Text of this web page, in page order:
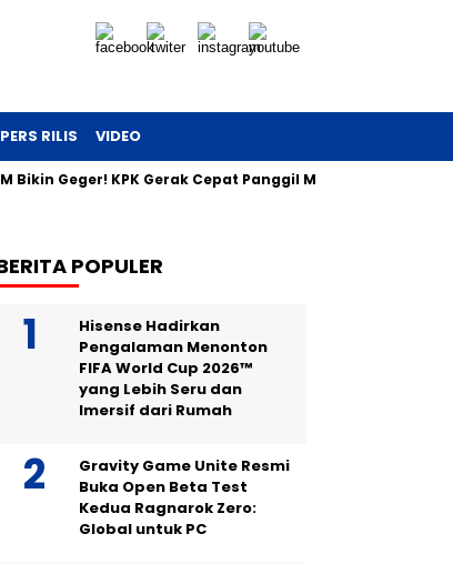
PERS RILIS VIDEO
Bikin Geger! KPK Gerak Cepat Panggil Maman
POPULER
Hisense Hadirkan
Pengalaman Menonton
FIFA World Cup 2026™
yang Lebih Seru dan
Imersif dari Rumah
Gravity Game Unite Resmi
Buka Open Beta Test
Kedua Ragnarok Zero:
Global untuk PC